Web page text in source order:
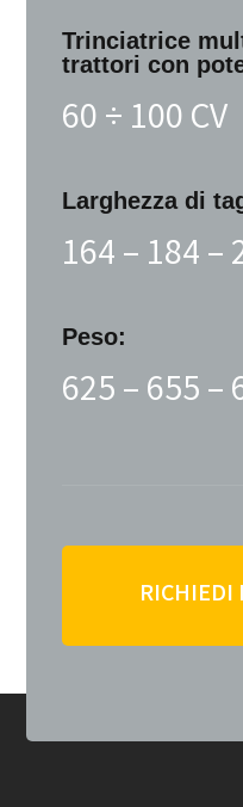
Trinciatrice
trattori con
60 ÷ 100 CV
Larghezza di
164 – 184 –
Peso:
625 – 655 –
RICHIEDI